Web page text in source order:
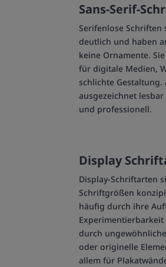
Sans-Serif-
Serifenlose
deutlich und haben
keine Ornamente.
für digitale Medien,
schlichte
ausgezeichnet
und professionell.
Display
Display-Schriftarten
Schriftgrößen
häufig durch ihre
durch
oder originelle
allem für